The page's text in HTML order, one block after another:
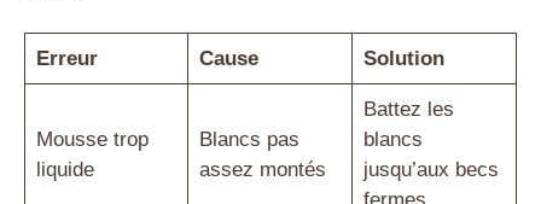
Erreur Cause Solution
Mousse trop
liquide
Blancs pas
assez montés
Battez les
blancs
jusqu’aux becs